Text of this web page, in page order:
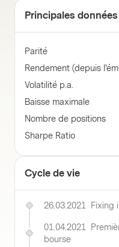
Principales données
Parité
Rendement (depuis
Volatilité p.a.
Baisse maximale
Nombre de positions
Sharpe Ratio
Cycle de vie
26.03.2021 Fixing
01.04.2021
bourse